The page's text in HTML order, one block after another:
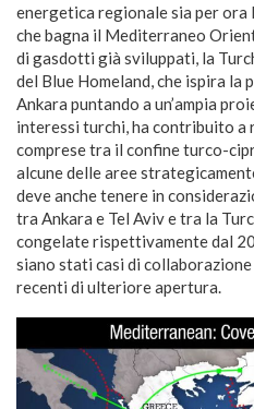
energetica regionale sia per ora
che bagna il Mediterraneo
di gasdotti già sviluppati, la
del Blue Homeland, che ispira
Ankara puntando a un’ampia
interessi turchi, ha contribuito a
comprese tra il confine turco-
alcune delle aree
deve anche tenere in
tra Ankara e Tel Aviv e tra la
congelate rispettivamente dal
siano stati casi di
recenti di ulteriore apertura.